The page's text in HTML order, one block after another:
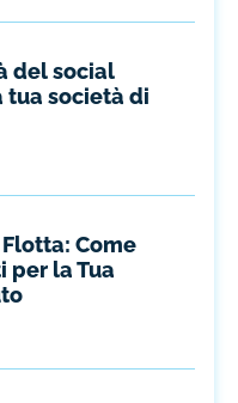
del social
tua società di
Come
per la Tua